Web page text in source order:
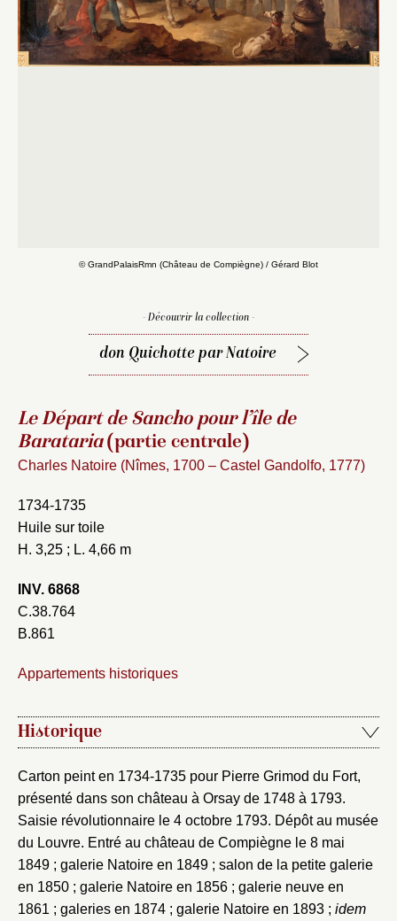
© GrandPalaisRmn (Château de Compiègne) / Gérard Blot
- Découvrir la collection -
don Quichotte par Natoire
Le Départ de Sancho pour l’île de
Barataria(partie centrale)
Charles Natoire (Nîmes, 1700 – Castel Gandolfo, 1777)
1734-1735
Huile sur toile
H. 3,25 ; L. 4,66 m
INV. 6868
C.38.764
B.861
Appartements historiques
Historique
Carton peint en 1734-1735 pour Pierre Grimod du Fort,
présenté dans son château à Orsay de 1748 à 1793.
Saisie révolutionnaire le 4 octobre 1793. Dépôt au musée
du Louvre. Entré au château de Compiègne le 8 mai
1849 ; galerie Natoire en 1849 ; salon de la petite galerie
en 1850 ; galerie Natoire en 1856 ; galerie neuve en
1861 ; galeries en 1874 ; galerie Natoire en 1893 ; idem